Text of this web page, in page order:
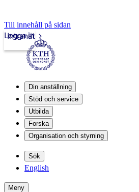
Till innehåll på sidan
Intranät
Logga in
Din anställning
Stöd och service
Utbilda
Forska
Organisation och styrning
Sök
English
Meny